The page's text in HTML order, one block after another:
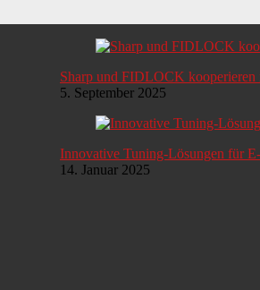
Sharp und FIDLOCK
5. September 2025
Innovative Tuning-Lösungen für
14. Januar 2025